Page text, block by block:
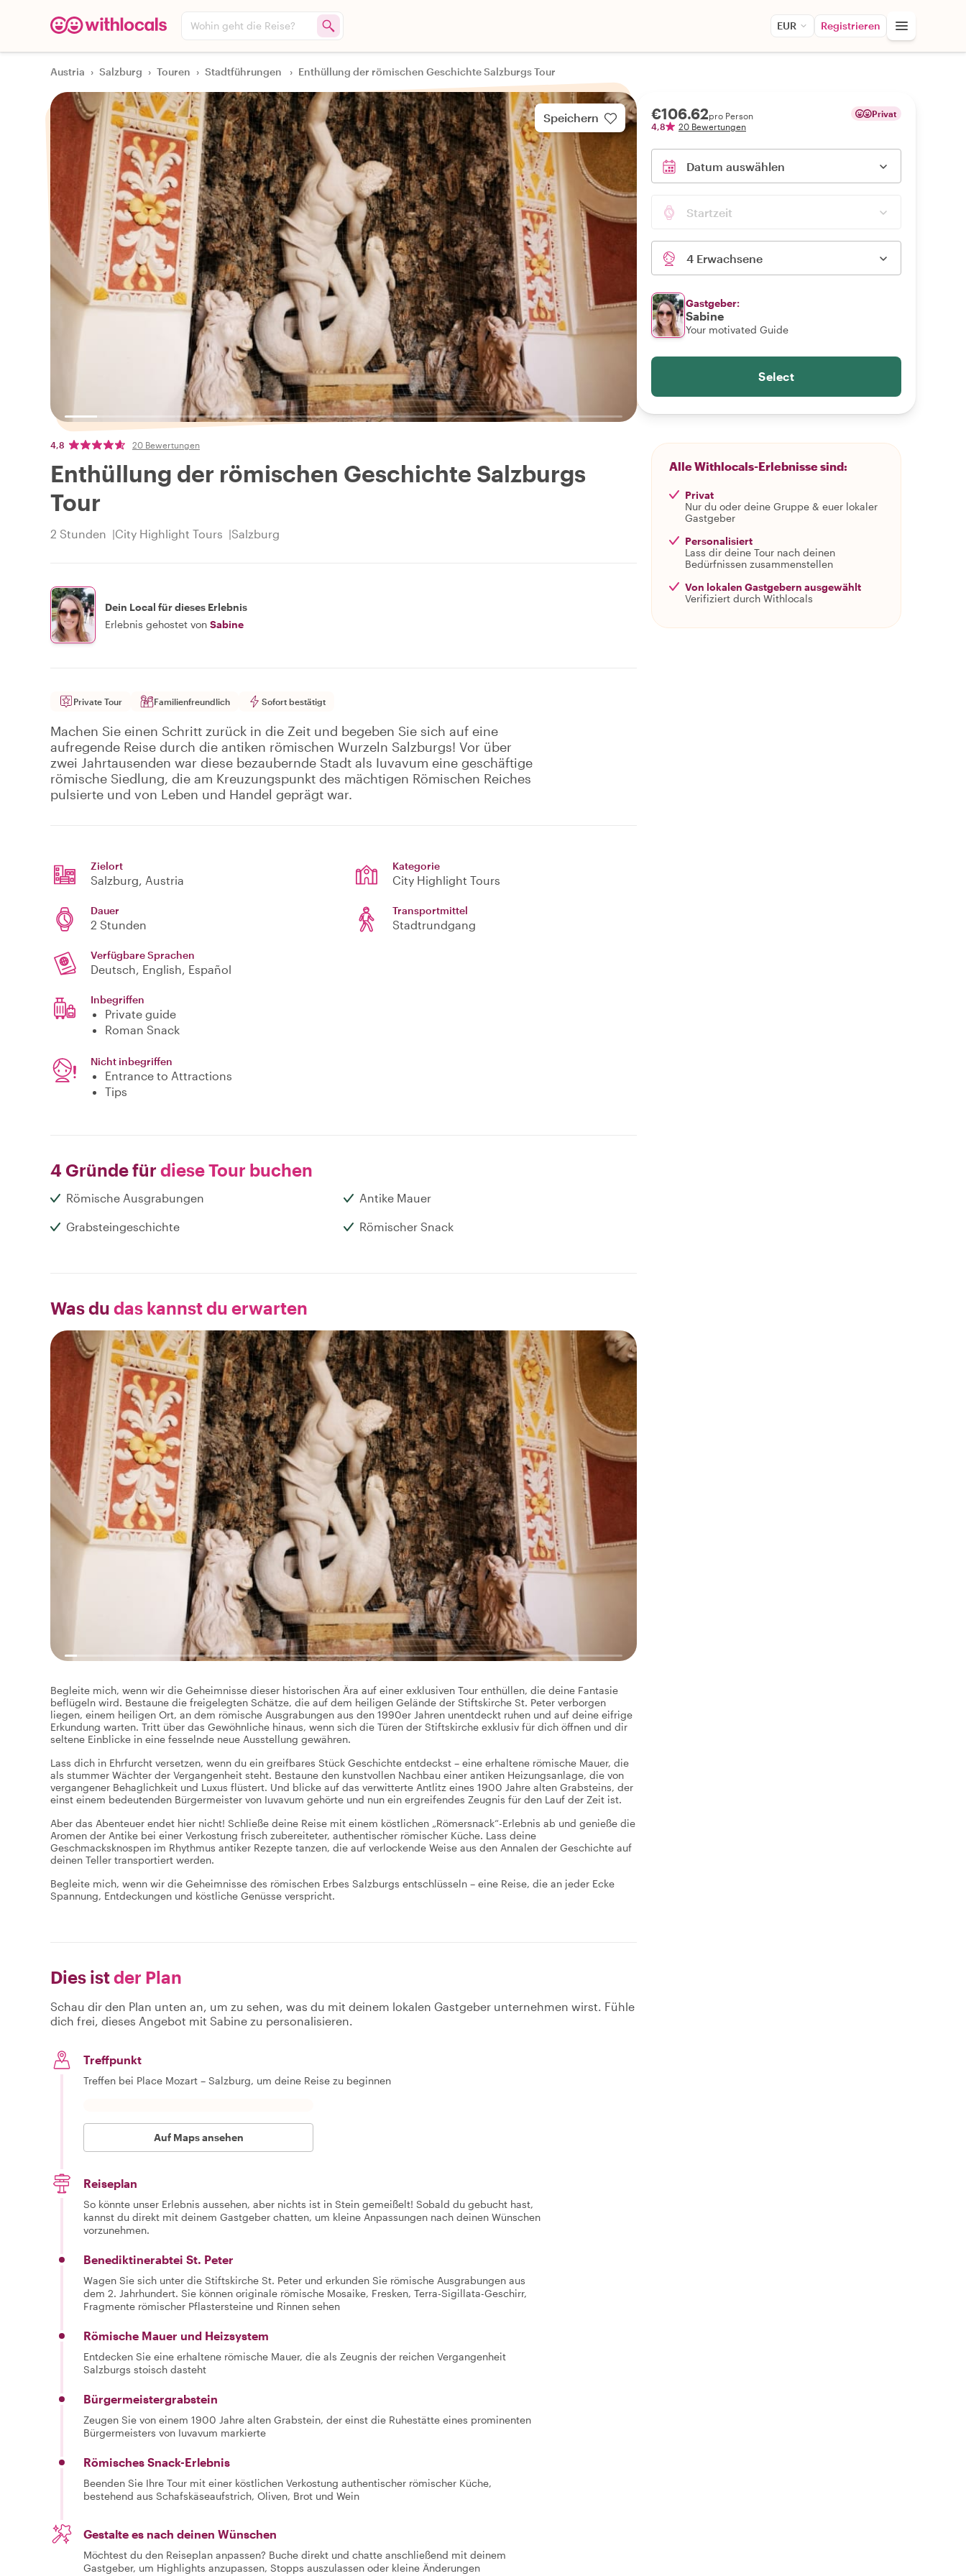
Wohin geht die Reise? EUR Registrieren
Austria › Salzburg › Touren › Stadtführungen › Enthüllung der römischen Geschichte Salzburgs Tour
Speichern
4,8 20 Bewertungen
Enthüllung der römischen Geschichte Salzburgs
Tour
2 Stunden City Highlight Tours Salzburg
Dein Local für dieses Erlebnis
Erlebnis gehostet von Sabine
Private Tour Familienfreundlich Sofort bestätigt
Machen Sie einen Schritt zurück in die Zeit und begeben Sie sich auf eine
aufregende Reise durch die antiken römischen Wurzeln Salzburgs! Vor über
zwei Jahrtausenden war diese bezaubernde Stadt als Iuvavum eine geschäftige
römische Siedlung, die am Kreuzungspunkt des mächtigen Römischen Reiches
pulsierte und von Leben und Handel geprägt war.
Zielort
Salzburg, Austria
Kategorie
City Highlight Tours
Dauer
2 Stunden
Transportmittel
Stadtrundgang
Verfügbare Sprachen
Deutsch, English, Español
Inbegriffen
Private guide
Roman Snack
Nicht inbegriffen
Entrance to Attractions
Tips
4 Gründe für diese Tour buchen
Römische Ausgrabungen Antike Mauer
Grabsteingeschichte Römischer Snack
Was du das kannst du erwarten
Begleite mich, wenn wir die Geheimnisse dieser historischen Ära auf einer exklusiven Tour enthüllen, die deine Fantasie
beflügeln wird. Bestaune die freigelegten Schätze, die auf dem heiligen Gelände der Stiftskirche St. Peter verborgen
liegen, einem heiligen Ort, an dem römische Ausgrabungen aus den 1990er Jahren unentdeckt ruhen und auf deine eifrige
Erkundung warten. Tritt über das Gewöhnliche hinaus, wenn sich die Türen der Stiftskirche exklusiv für dich öffnen und dir
seltene Einblicke in eine fesselnde neue Ausstellung gewähren.
Lass dich in Ehrfurcht versetzen, wenn du ein greifbares Stück Geschichte entdeckst – eine erhaltene römische Mauer, die
als stummer Wächter der Vergangenheit steht. Bestaune den kunstvollen Nachbau einer antiken Heizungsanlage, die von
vergangener Behaglichkeit und Luxus flüstert. Und blicke auf das verwitterte Antlitz eines 1900 Jahre alten Grabsteins, der
einst einem bedeutenden Bürgermeister von Iuvavum gehörte und nun ein ergreifendes Zeugnis für den Lauf der Zeit ist.
Aber das Abenteuer endet hier nicht! Schließe deine Reise mit einem köstlichen „Römersnack“-Erlebnis ab und genieße die
Aromen der Antike bei einer Verkostung frisch zubereiteter, authentischer römischer Küche. Lass deine
Geschmacksknospen im Rhythmus antiker Rezepte tanzen, die auf verlockende Weise aus den Annalen der Geschichte auf
deinen Teller transportiert werden.
Begleite mich, wenn wir die Geheimnisse des römischen Erbes Salzburgs entschlüsseln – eine Reise, die an jeder Ecke
Spannung, Entdeckungen und köstliche Genüsse verspricht.
Dies istder Plan
Schau dir den Plan unten an, um zu sehen, was du mit deinem lokalen Gastgeber unternehmen wirst. Fühle
dich frei, dieses Angebot mit Sabine zu personalisieren.
Treffpunkt
Treffen bei Place Mozart – Salzburg, um deine Reise zu beginnen
Auf Maps ansehen
Reiseplan
So könnte unser Erlebnis aussehen, aber nichts ist in Stein gemeißelt! Sobald du gebucht hast,
kannst du direkt mit deinem Gastgeber chatten, um kleine Anpassungen nach deinen Wünschen
vorzunehmen.
Benediktinerabtei St. Peter
Wagen Sie sich unter die Stiftskirche St. Peter und erkunden Sie römische Ausgrabungen aus
dem 2. Jahrhundert. Sie können originale römische Mosaike, Fresken, Terra-Sigillata-Geschirr,
Fragmente römischer Pflastersteine und Rinnen sehen
Römische Mauer und Heizsystem
Entdecken Sie eine erhaltene römische Mauer, die als Zeugnis der reichen Vergangenheit
Salzburgs stoisch dasteht
Bürgermeistergrabstein
Zeugen Sie von einem 1900 Jahre alten Grabstein, der einst die Ruhestätte eines prominenten
Bürgermeisters von Iuvavum markierte
Römisches Snack-Erlebnis
Beenden Sie Ihre Tour mit einer köstlichen Verkostung authentischer römischer Küche,
bestehend aus Schafskäseaufstrich, Oliven, Brot und Wein
Gestalte es nach deinen Wünschen
Möchtest du den Reiseplan anpassen? Buche direkt und chatte anschließend mit deinem
Gastgeber, um Highlights anzupassen, Stopps auszulassen oder kleine Änderungen
€106.62pro Person
4,8
20 Bewertungen
Privat
Datum auswählen
Startzeit
4 Erwachsene
Gastgeber:
Sabine
Your motivated Guide
Select
Alle Withlocals-Erlebnisse sind:
Privat
Nur du oder deine Gruppe & euer lokaler
Gastgeber
Personalisiert
Lass dir deine Tour nach deinen
Bedürfnissen zusammenstellen
Von lokalen Gastgebern ausgewählt
Verifiziert durch Withlocals